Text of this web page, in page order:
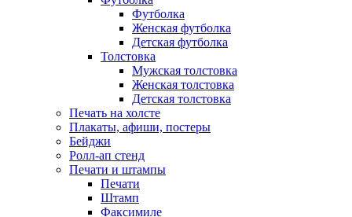
Футболка
Женская футболка
Детская футболка
Толстовка
Мужская толстовка
Женская толстовка
Детская толстовка
Печать на холсте
Плакаты, афиши, постеры
Бейджи
Ролл-ап стенд
Печати и штампы
Печати
Штамп
Факсимиле